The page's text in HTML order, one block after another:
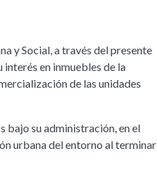
y Social, a través del presente
en inmuebles de la
de las unidades
bajo su administración, en el
urbana del entorno al terminar